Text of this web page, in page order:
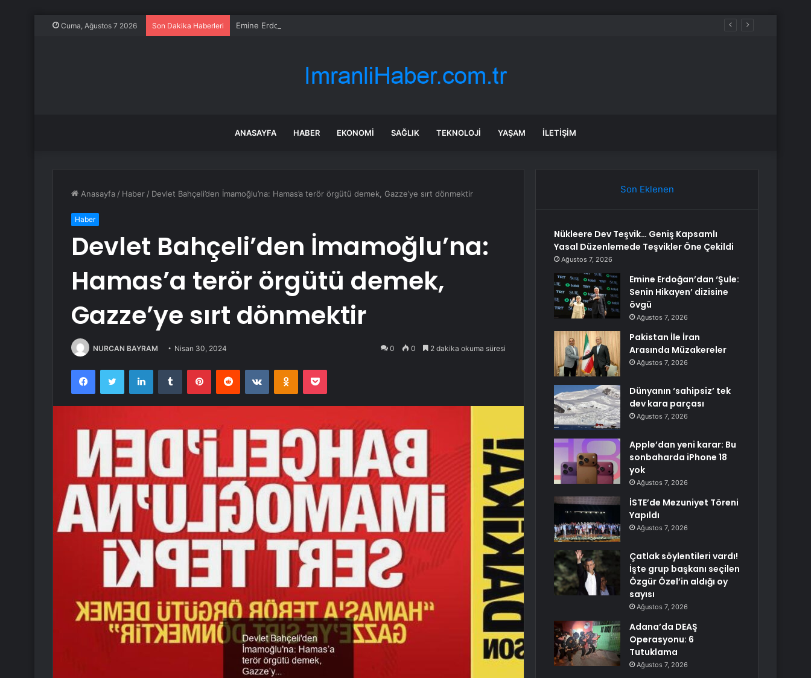
Cuma, Ağustos 7 2026 Son Dakika Haberleri Emine Erdoğan’dan ‘Şule: Senin Hikayen’ dizisine övgü
ANASAYFA HABER EKONOMI SAĞLIK TEKNOLOJI YAŞAM İLETIŞIM
Anasayfa / Haber / Devlet Bahçeli’den İmamoğlu’na: Hamas’a terör örgütü demek, Gazze’ye sırt dönmektir
Haber
Devlet Bahçeli’den İmamoğlu’na:
Hamas’a terör örgütü demek,
Gazze’ye sırt dönmektir
NURCAN BAYRAM Nisan 30, 2024 0 0 2 dakika okuma süresi
FacebookTwitter LinkedInTumblr PinterestReddit VKontakteOdnoklassniki
Pocket
Son Eklenen
Nükleere Dev Teşvik… Geniş Kapsamlı
Yasal Düzenlemede Teşvikler Öne Çekildi
Ağustos 7, 2026
Emine Erdoğan’dan ‘Şule:
Senin Hikayen’ dizisine
övgü
Ağustos 7, 2026
Pakistan İle İran
Arasında Müzakereler
Ağustos 7, 2026
Dünyanın ‘sahipsiz’ tek
dev kara parçası
Ağustos 7, 2026
Apple’dan yeni karar: Bu
sonbaharda iPhone 18
yok
Ağustos 7, 2026
İSTE’de Mezuniyet Töreni
Yapıldı
Ağustos 7, 2026
Çatlak söylentileri vardı!
İşte grup başkanı seçilen
Özgür Özel’in aldığı oy
sayısı
Ağustos 7, 2026
Adana’da DEAŞ
Operasyonu: 6
Tutuklama
Ağustos 7, 2026